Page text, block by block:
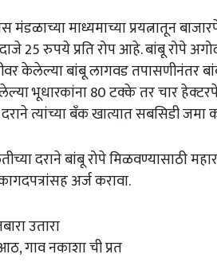
मंडळाच्या माध्यमाच्या प्रयत्नातून
25 रुपये प्रति रोप आहे. बांबू रोपे
केलेल्या बांबू लागवड तपासणीनंतर बांबू
भूधारकांना 80 टक्के तर चार
त्यांच्या बँक खात्यात सबसिडी जमा
दराने बांबू रोपे मिळवण्यासाठी
अर्ज करावा.
उतारा
गाव नकाशा ची प्रत